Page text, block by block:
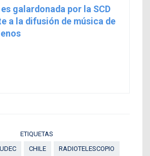
galardonada por la SCD
a la difusión de música de
ETIQUETAS
CHILE RADIOTELESCOPIO